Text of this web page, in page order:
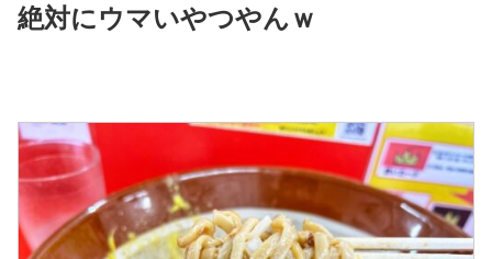
絶対にウマいやつやんｗ